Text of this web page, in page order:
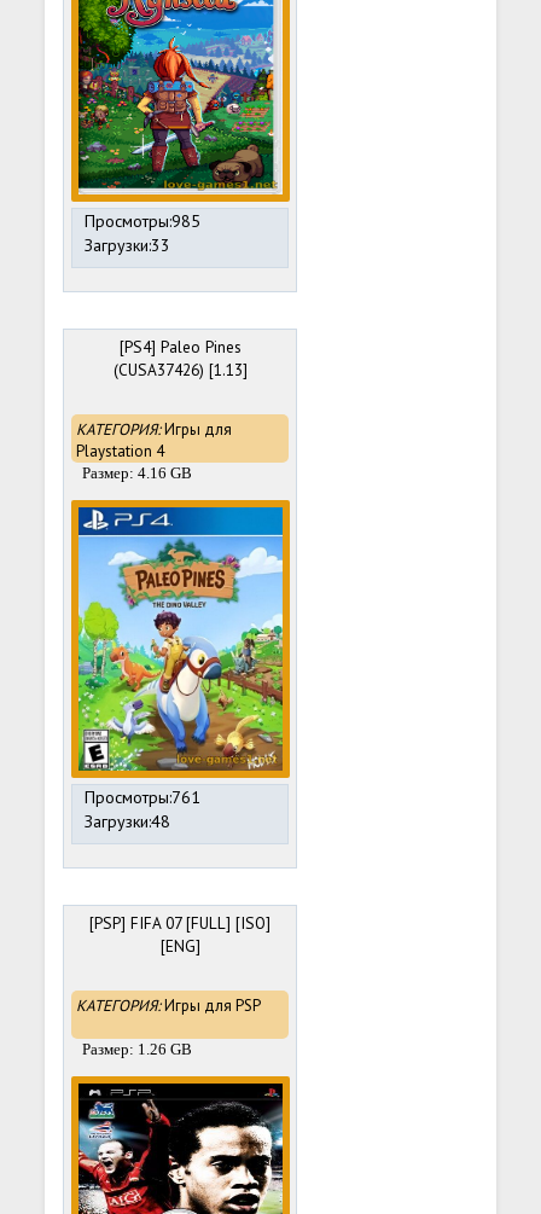
Просмотры:985
Загрузки:33
[PS4] Paleo Pines
(CUSA37426) [1.13]
КАТЕГОРИЯ:Игры для
Playstation 4
Размер: 4.16 GB
Просмотры:761
Загрузки:48
[PSP] FIFA 07 [FULL] [ISO]
[ENG]
КАТЕГОРИЯ:Игры для PSP
Размер: 1.26 GB